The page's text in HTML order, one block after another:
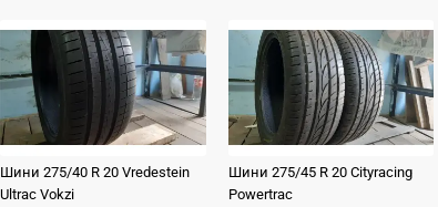
Шини275/40 R 20 Vredestein
Ultrac Vokzi
Шини 275/45 R 20 Cityracing
Powertrac